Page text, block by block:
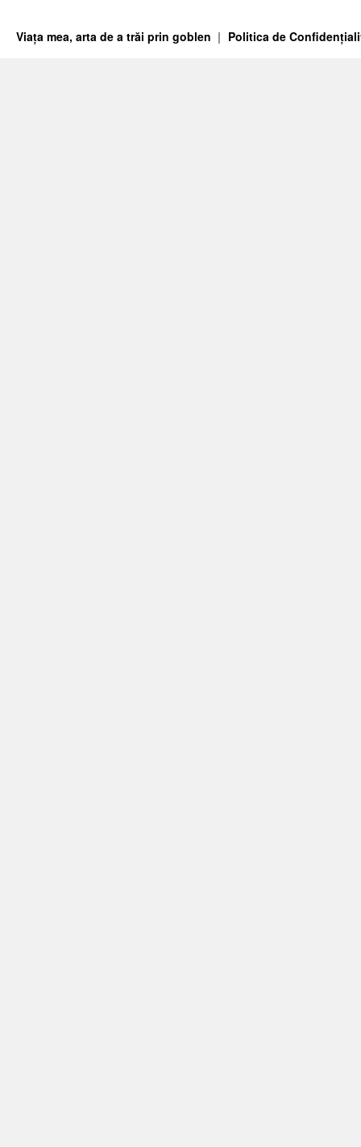
Viața mea, arta de a trăi prin goblen Politica de